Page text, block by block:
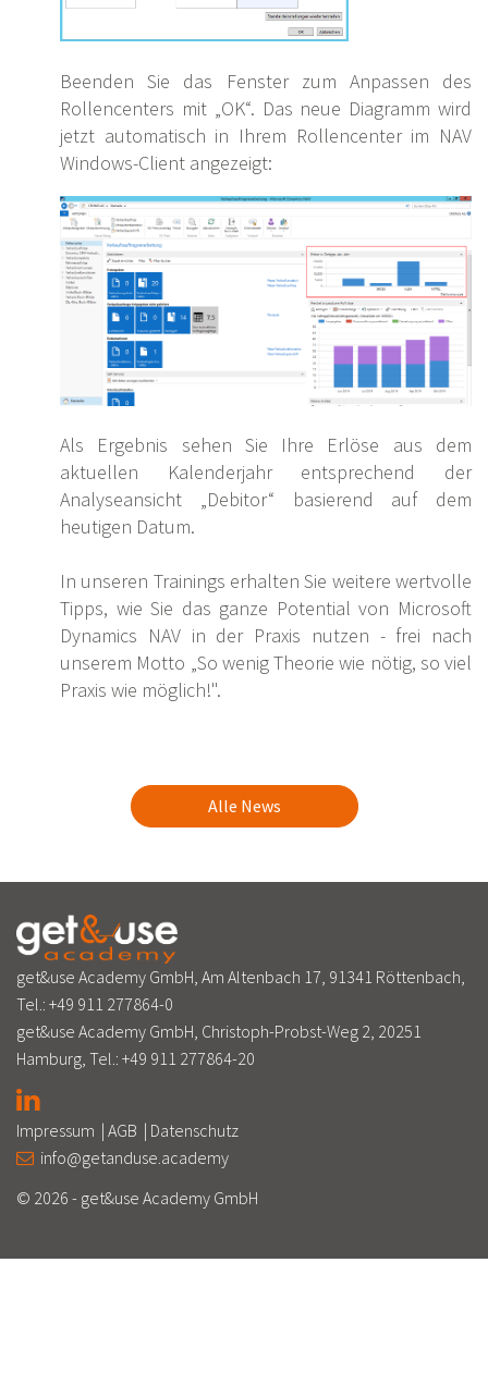
Beenden Sie das Fenster zum Anpassen des
Rollencenters mit „OK“. Das neue Diagramm wird
jetzt automatisch in Ihrem Rollencenter im NAV
Windows-Client angezeigt:
Als Ergebnis sehen Sie Ihre Erlöse aus dem
aktuellen Kalenderjahr entsprechend der
Analyseansicht „Debitor“ basierend auf dem
heutigen Datum.
In unseren Trainings erhalten Sie weitere wertvolle
Tipps, wie Sie das ganze Potential von Microsoft
Dynamics NAV in der Praxis nutzen - frei nach
unserem Motto „So wenig Theorie wie nötig, so viel
Praxis wie möglich!".
Alle News
get&use Academy GmbH, Am Altenbach 17, 91341 Röttenbach,
Tel.: +49 911 277864-0
get&use Academy GmbH, Christoph-Probst-Weg 2, 20251
Hamburg, Tel.: +49 911 277864-20
Impressum | AGB | Datenschutz
info@getanduse.academy
© 2026 - get&use Academy GmbH